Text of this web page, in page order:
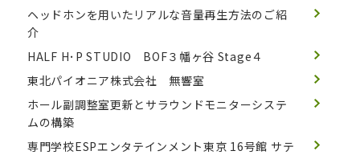
ヘッドホンを用いたリアルな音量再生方法のご紹
介
HALF H･P STUDIO BOF３幡ヶ谷 Stage４
東北パイオニア株式会社 無響室
ホール副調整室更新とサラウンドモニターシステ
ムの構築
専門学校ESPエンタテインメント東京 16号館 サテ